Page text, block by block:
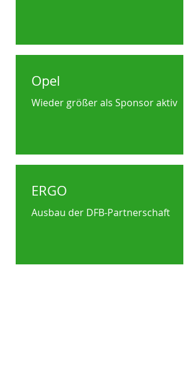
Opel
Wieder größer als Sponsor aktiv
ERGO
Ausbau der DFB-Partnerschaft